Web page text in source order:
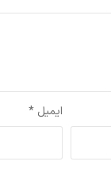
ایمیل *